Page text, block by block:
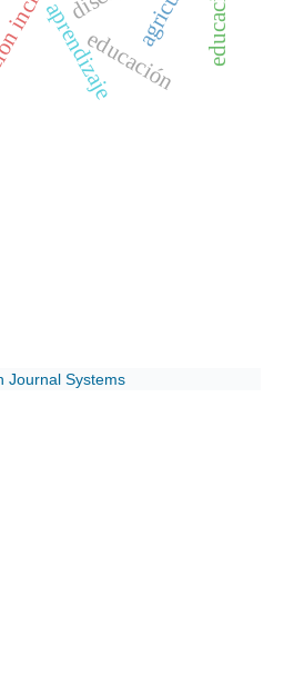
aprendizajeeducación
Journal Systems